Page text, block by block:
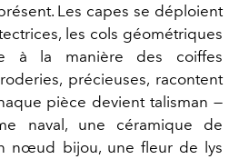
Les capes se déploient
les cols géométriques
à la manière des coiffes
précieuses, racontent
pièce devient talisman —
naval, une céramique de
nœud bijou, une fleur de lys